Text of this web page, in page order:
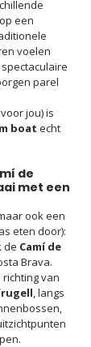
een
voelen
parel
jou) is
boat echt
de
met een
ook een
eten door):
de Camí de
Brava.
van
, langs